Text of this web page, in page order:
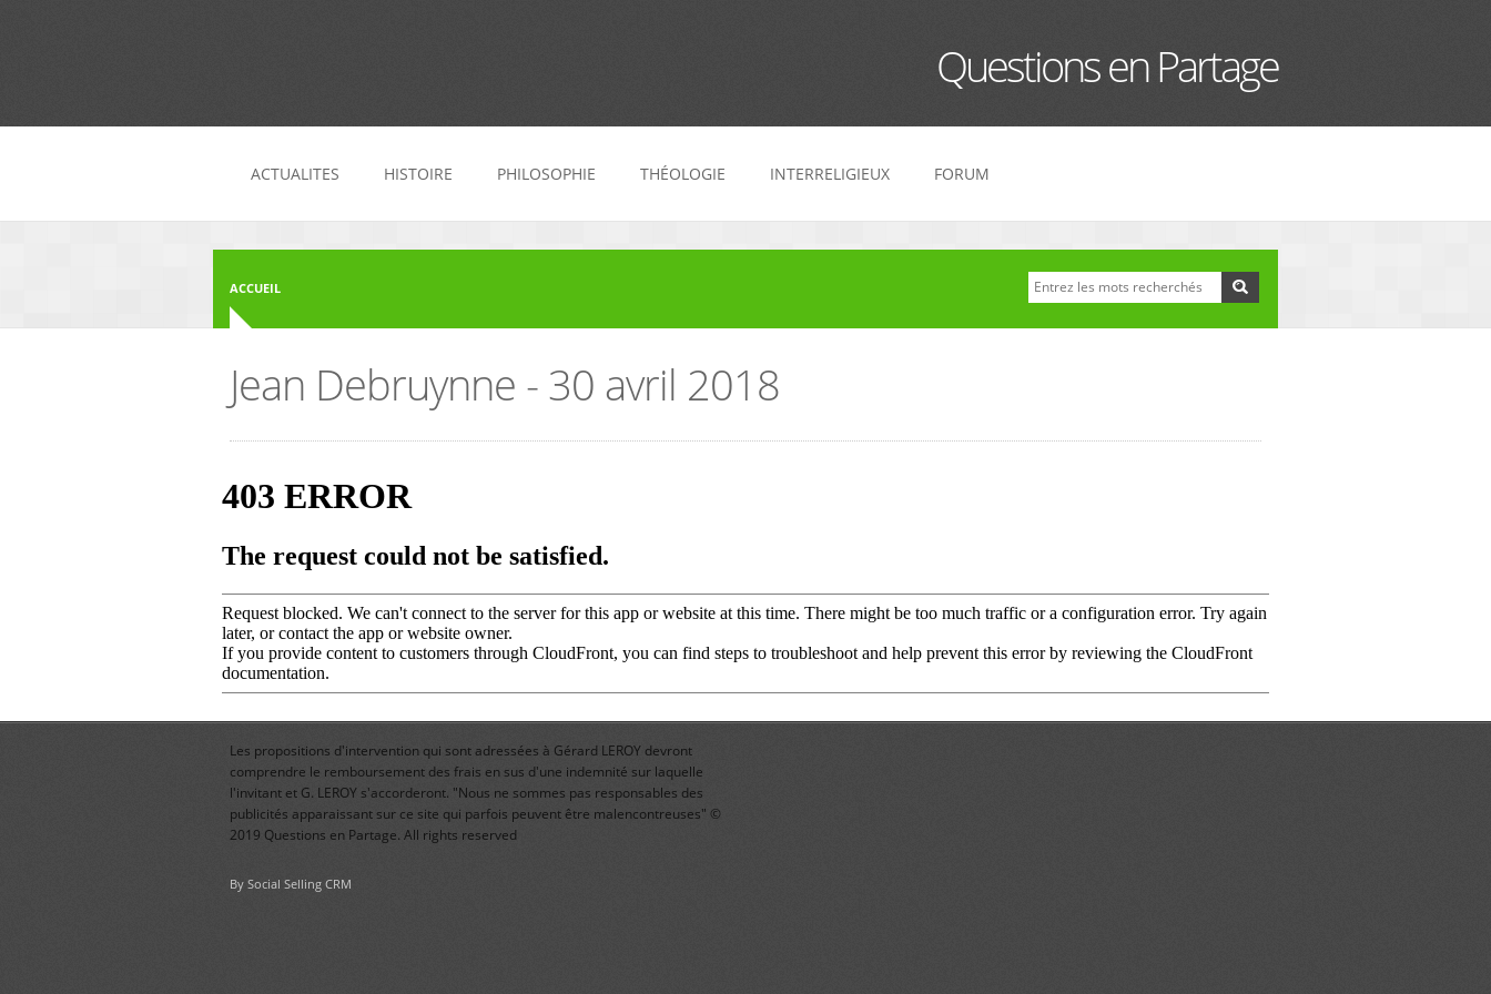
Questions en Partage
ACTUALITES HISTOIRE PHILOSOPHIE THÉOLOGIE INTERRELIGIEUX FORUM
ACCUEIL
Formulaire de
recherche
Recherche
Jean Debruynne - 30 avril 2018
Les propositions d'intervention qui sont adressées à Gérard LEROY devront
comprendre le remboursement des frais en sus d'une indemnité sur laquelle
l'invitant et G. LEROY s'accorderont. "Nous ne sommes pas responsables des
publicités apparaissant sur ce site qui parfois peuvent être malencontreuses" ©
2019 Questions en Partage. All rights reserved
By Social Selling CRM